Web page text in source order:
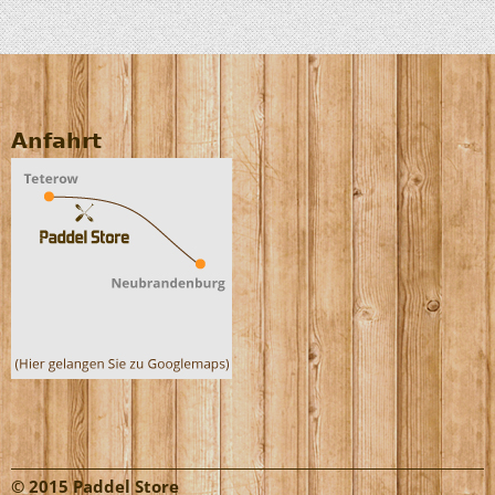
Anfahrt
© 2015 Paddel Store